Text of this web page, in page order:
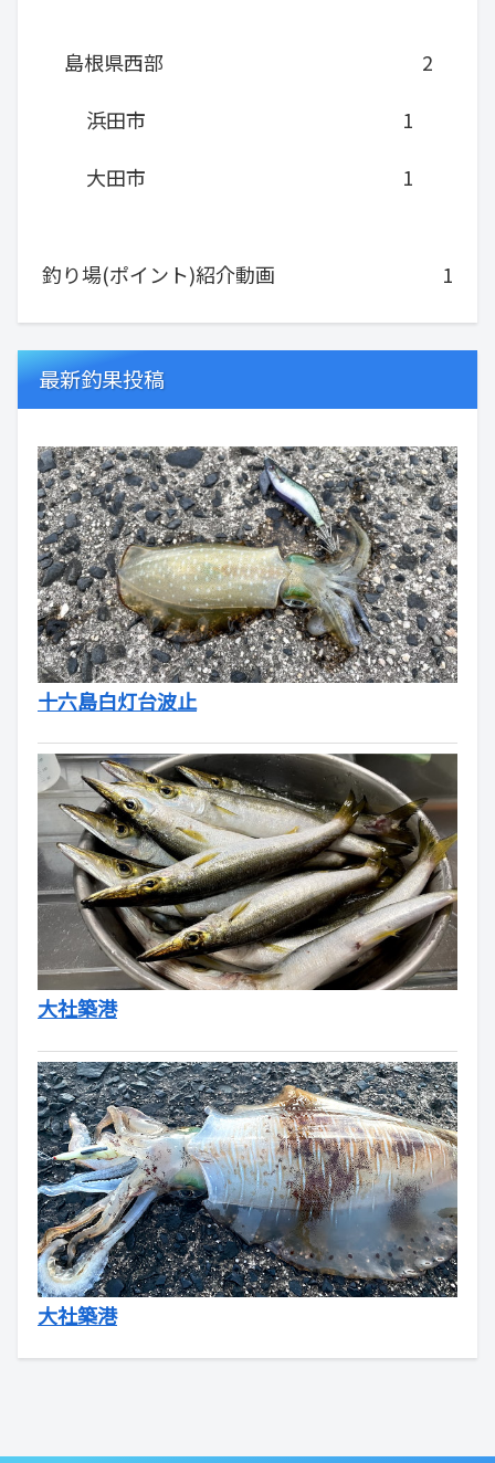
島根県西部
2
浜田市
1
大田市
1
釣り場(ポイント)紹介動画 1
最新釣果投稿
十六島白灯台波止
大社築港
大社築港